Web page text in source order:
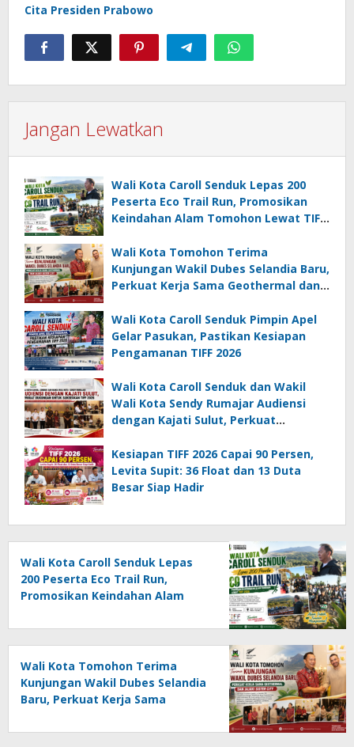
Cita Presiden Prabowo
Jangan Lewatkan
Wali Kota Caroll Senduk Lepas 200
Peserta Eco Trail Run, Promosikan
Keindahan Alam Tomohon Lewat TIFF
Wali Kota Tomohon Terima
Kunjungan Wakil Dubes Selandia Baru,
Perkuat Kerja Sama Geothermal dan
Wali Kota Caroll Senduk Pimpin Apel
Gelar Pasukan, Pastikan Kesiapan
Pengamanan TIFF 2026
Wali Kota Caroll Senduk dan Wakil
Wali Kota Sendy Rumajar Audiensi
dengan Kajati Sulut, Perkuat
Kesiapan TIFF 2026 Capai 90 Persen,
Levita Supit: 36 Float dan 13 Duta
Besar Siap Hadir
Wali Kota Caroll Senduk Lepas
200 Peserta Eco Trail Run,
Promosikan Keindahan Alam
Wali Kota Tomohon Terima
Kunjungan Wakil Dubes Selandia
Baru, Perkuat Kerja Sama